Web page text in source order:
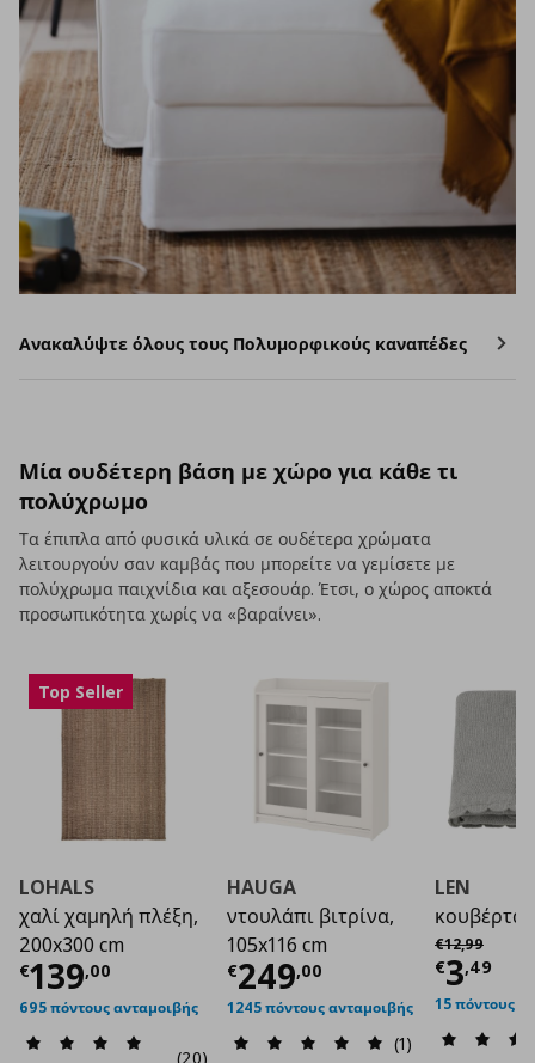
Ανακαλύψτε όλους τους Πολυμορφικούς καναπέδες
Μία ουδέτερη βάση με χώρο για κάθε τι
πολύχρωμο
Τα έπιπλα από φυσικά υλικά σε ουδέτερα χρώματα
λειτουργούν σαν καμβάς που μπορείτε να γεμίσετε με
πολύχρωμα παιχνίδια και αξεσουάρ. Έτσι, ο χώρος αποκτά
προσωπικότητα χωρίς να «βαραίνει».
Top Seller
LOHALS
χαλί χαμηλή πλέξη,
200x300 cm
€139,00
Τρέχουσα τιμή€ 139,00
695 πόντους ανταμοιβής
(20)
HAUGA
ντουλάπι βιτρίνα,
105x116 cm
€249,00
Τρέχουσα τιμή€
1245 πόντους ανταμοιβής
(1)
LEN
κουβέρτα,
€12,99
Αρχική τιμή
€3,49
15 πόντους